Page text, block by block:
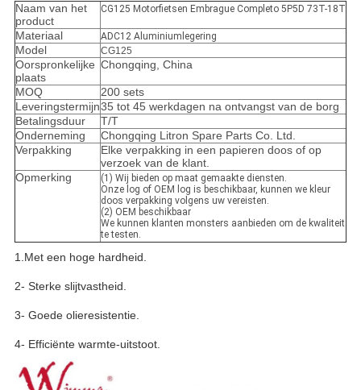
Naam van het
product
CG125 Motorfietsen Embrague Completo 5P5D 73T-18T
Materiaal ADC12 Aluminiumlegering
Model CG125
Oorspronkelijke
plaats
Chongqing, China
MOQ
200 sets
Leveringstermijn35 tot 45 werkdagen na ontvangst van de borg
Betalingsduur
T/T
Onderneming
Chongqing Litron Spare Parts Co. Ltd.
Verpakking
Elke verpakking in een papieren doos of op
verzoek van de klant.
Opmerking
(1) Wij bieden op maat gemaakte diensten.
Onze log of OEM log is beschikbaar, kunnen we kleur
doos verpakking volgens uw vereisten.
(2) OEM beschikbaar
We kunnen klanten monsters aanbieden om de kwaliteit
te testen.
1.Met een hoge hardheid.
2- Sterke slijtvastheid.
3- Goede olieresistentie.
4- Efficiënte warmte-uitstoot.